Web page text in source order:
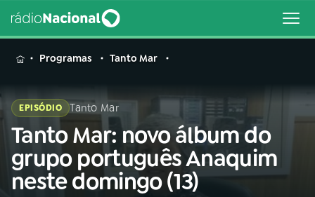
MENU
Buscar
na
Rádio
Nacional
Buscar
Programas Tanto Mar
EPISÓDIO Tanto Mar
Tanto Mar: novo álbum do
grupo português Anaquim
neste domingo (13)